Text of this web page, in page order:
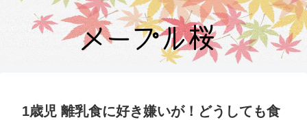
1歳児 離乳食に好き嫌いが！どうしても食